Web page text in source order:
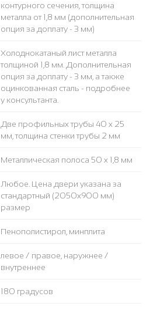
контурного сечения, толщина
металла от 1,8 мм (дополнительная
опция за доплату - 3 мм)
Холоднокатаный лист металла
толщиной 1,8 мм. Дополнительная
опция за доплату - 3 мм, а также
оцинкованная сталь - подробнее
у консультанта.
Две профильных трубы 40 х 25
мм, толщина стенки трубы 2 мм
Металлическая полоса 50 х 1,8 мм
Любое. Цена двери указана за
стандартный (2050x900 мм)
размер
Пенополистирол, минплита
левое / правое, наружнее /
внутреннее
180 градусов